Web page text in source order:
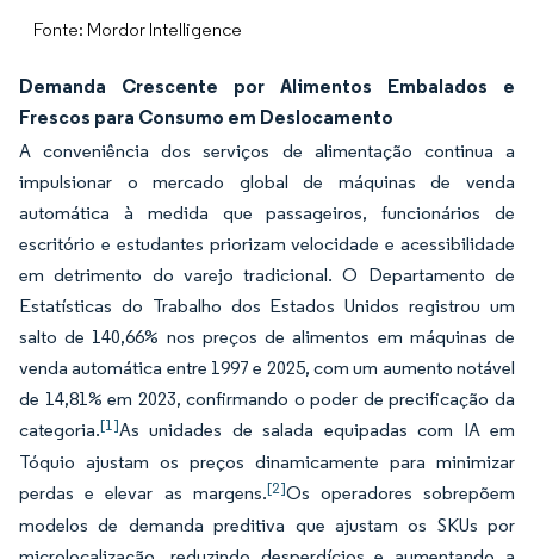
Fonte: Mordor Intelligence
Demanda Crescente por Alimentos Embalados e
Frescos para Consumo em Deslocamento
A conveniência dos serviços de alimentação continua a
impulsionar o mercado global de máquinas de venda
automática à medida que passageiros, funcionários de
escritório e estudantes priorizam velocidade e acessibilidade
em detrimento do varejo tradicional. O Departamento de
Estatísticas do Trabalho dos Estados Unidos registrou um
salto de 140,66% nos preços de alimentos em máquinas de
venda automática entre 1997 e 2025, com um aumento notável
de 14,81% em 2023, confirmando o poder de precificação da
categoria.[1]As unidades de salada equipadas com IA em
Tóquio ajustam os preços dinamicamente para minimizar
perdas e elevar as margens.[2]Os operadores sobrepõem
modelos de demanda preditiva que ajustam os SKUs por